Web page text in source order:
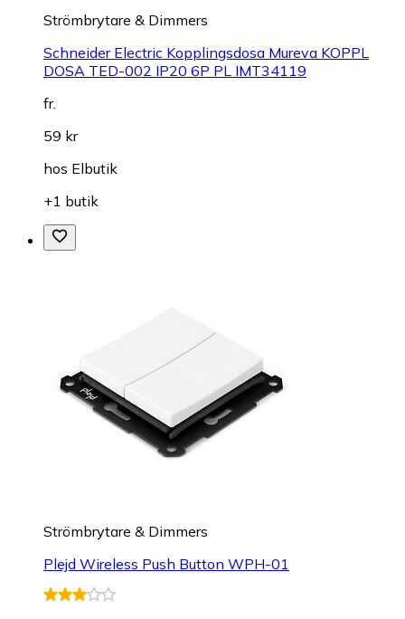
Strömbrytare & Dimmers
Schneider Electric Kopplingsdosa Mureva KOPPL
DOSA TED-002 IP20 6P PL IMT34119
fr.
59 kr
hos Elbutik
+1 butik
Strömbrytare & Dimmers
Plejd Wireless Push Button WPH-01